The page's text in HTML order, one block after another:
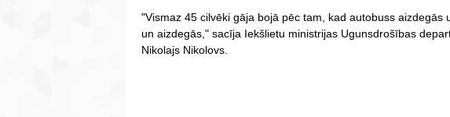
"Vismaz 45 cilvēki gāja bojā pēc tam, kad autobuss aizdegās
un aizdegās," sacīja Iekšlietu ministrijas Ugunsdrošības
Nikolajs Nikolovs.